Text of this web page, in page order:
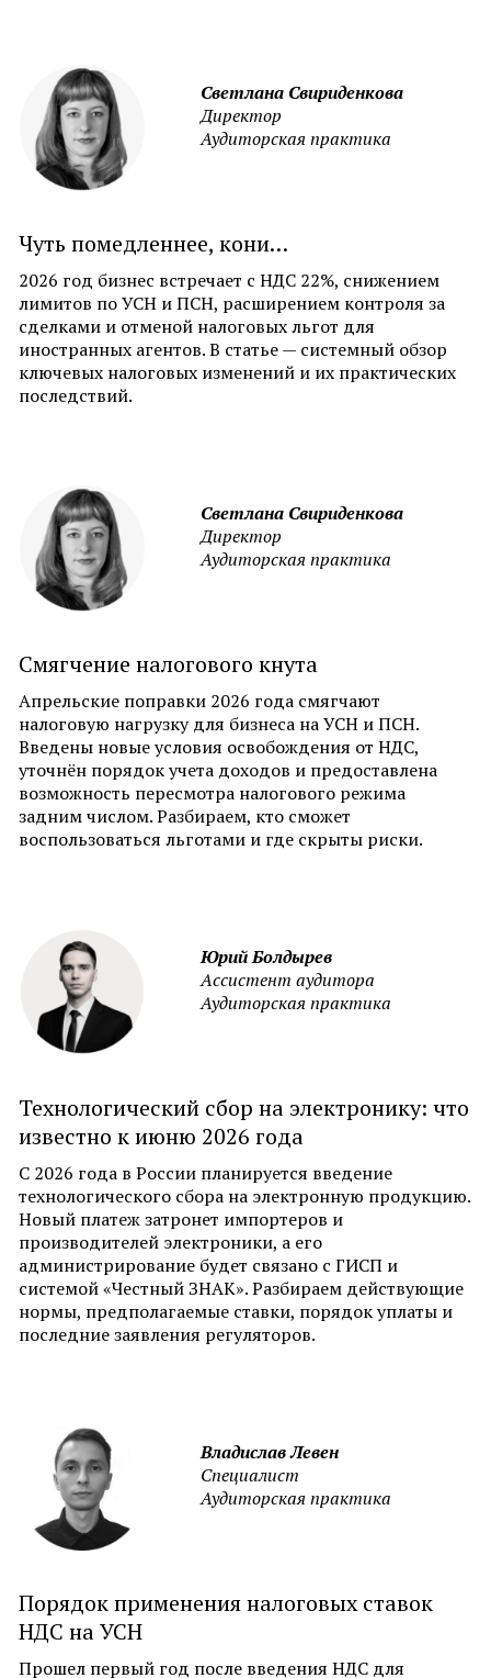
Светлана Свириденкова
Директор
Аудиторская практика
Чуть помедленнее, кони…
2026 год бизнес встречает с НДС 22%, снижением
лимитов по УСН и ПСН, расширением контроля за
сделками и отменой налоговых льгот для
иностранных агентов. В статье — системный обзор
ключевых налоговых изменений и их практических
последствий.
Светлана Свириденкова
Директор
Аудиторская практика
Смягчение налогового кнута
Апрельские поправки 2026 года смягчают
налоговую нагрузку для бизнеса на УСН и ПСН.
Введены новые условия освобождения от НДС,
уточнён порядок учета доходов и предоставлена
возможность пересмотра налогового режима
задним числом. Разбираем, кто сможет
воспользоваться льготами и где скрыты риски.
Юрий Болдырев
Ассистент аудитора
Аудиторская практика
Технологический сбор на электронику: что
известно к июню 2026 года
С 2026 года в России планируется введение
технологического сбора на электронную продукцию.
Новый платеж затронет импортеров и
производителей электроники, а его
администрирование будет связано с ГИСП и
системой «Честный ЗНАК». Разбираем действующие
нормы, предполагаемые ставки, порядок уплаты и
последние заявления регуляторов.
Владислав Левен
Специалист
Аудиторская практика
Порядок применения налоговых ставок
НДС на УСН
Прошел первый год после введения НДС для